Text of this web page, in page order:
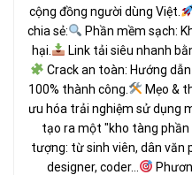
cộng đồng người dùng Việt.
chia sẻ:
Phần mềm sạch:
hại.
Link tải siêu nhanh
Crack an toàn: Hướng
100% thành công.
Mẹo &
ưu hóa trải nghiệm sử dụng
tạo ra một "kho tàng
tượng: từ sinh viên, dân văn
designer, coder...